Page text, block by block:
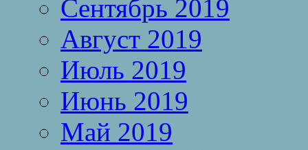
Сентябрь 2019
Август 2019
Июль 2019
Июнь 2019
Май 2019